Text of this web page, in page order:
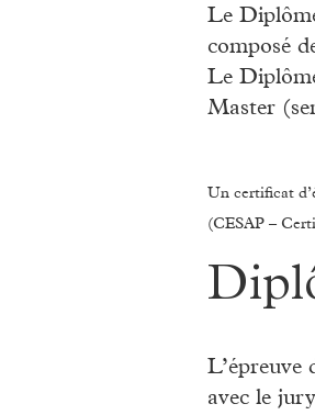
Le
composé
Le
Master
Un certificat
(CESAP –
L’épreuve
avec le